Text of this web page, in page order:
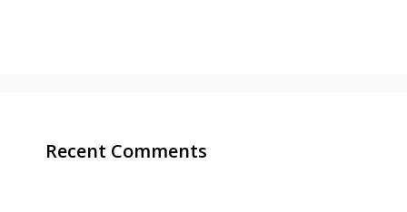
Recent Comments